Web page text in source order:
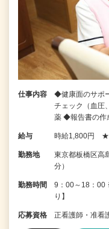
仕事内容
◆健康面のサポ
チェック（血圧
薬 ◆報告書の作
給与 時給1,800円 ★
勤務地
東京都板橋区高
分）
勤務時間
9：00～18：00
り】
応募資格 正看護師・准看